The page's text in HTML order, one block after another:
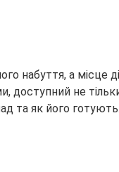
набуття, а місце
доступний не
та як його готують.